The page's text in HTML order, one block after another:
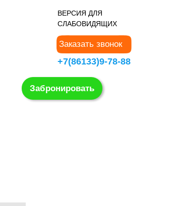
Заказать звонок
+7(86133)9-78-88
ВЕРСИЯ ДЛЯ
СЛАБОВИДЯЩИХ
Забронировать